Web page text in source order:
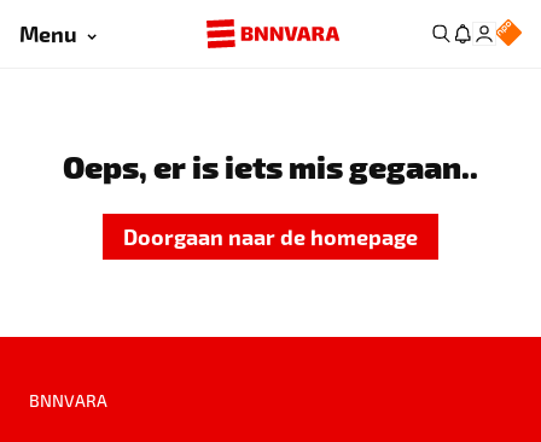
Menu
Oeps, er is iets mis gegaan..
Doorgaan naar de homepage
BNNVARA